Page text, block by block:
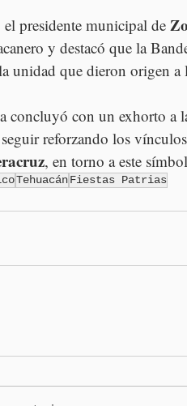
el presidente municipal de
y destacó que la
unidad que dieron origen
concluyó con un exhorto a
reforzando los
, en torno a este
TehuacánFiestas Patrias